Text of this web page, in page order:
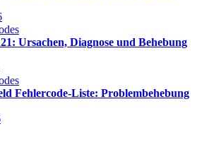
Ursachen, Diagnose und Behebung
Fehlercode-Liste: Problembehebung